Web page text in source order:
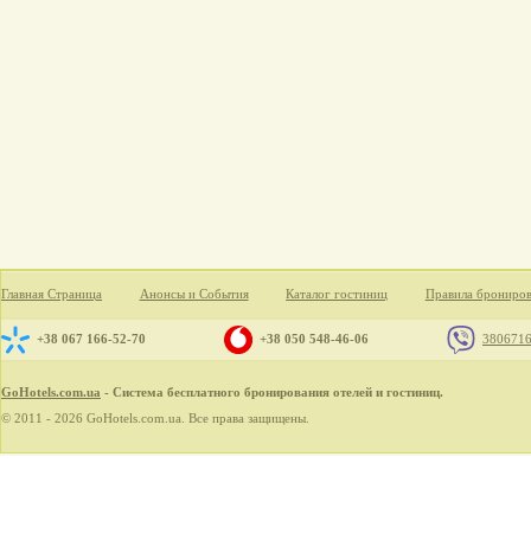
Главная Страница Анонсы и События Каталог гостиниц Правила
+38 067 166-52-70 +38 050 548-46-06
GoHotels.com.ua - Система бесплатного бронирования отелей и гостиниц.
© 2011 - 2026 GoHotels.com.ua. Все права защищены.